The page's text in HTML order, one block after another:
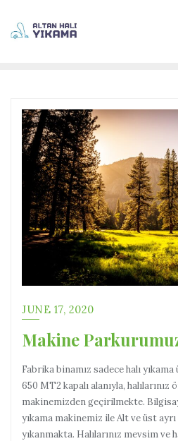
JUNE 17, 2020
Makine
Fabrika binamız sadece halı
650 MT2 kapalı alanıyla, halılarınız
makinemizden geçirilmekte.
yıkama makinemiz ile Alt ve üst ayrı
yıkanmakta. Halılarınız mevsim ve